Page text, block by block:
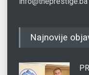
Najnovije